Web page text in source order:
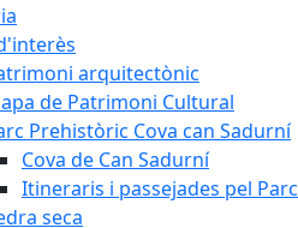
arquitectònic
de Patrimoni Cultural
Prehistòric Cova can Sadurní
Cova de Can Sadurní
Itineraris i passejades pel Parc
seca